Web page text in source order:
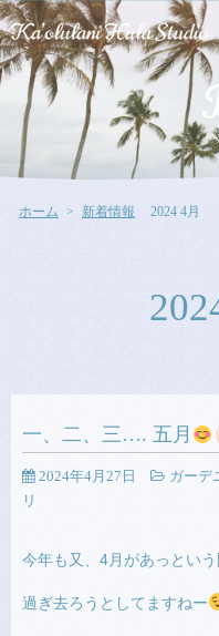
ホーム 新着情報 2024 4月
一、二、三…. 五月
2024年4月27日 ガーデ
リ
今年も又、4月があっという
過ぎ去ろうとしてますねー